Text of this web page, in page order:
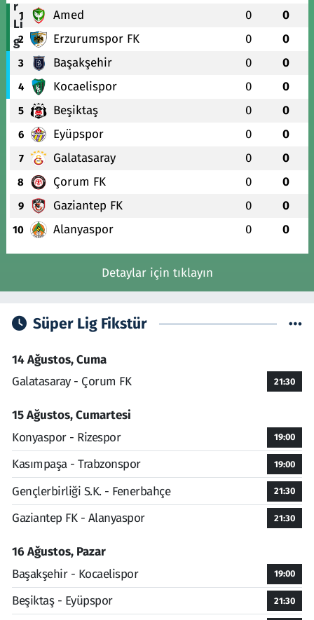
1 Amed 0 0
2 Erzurumspor FK 0 0
3 Başakşehir 0 0
4 Kocaelispor 0 0
5 Beşiktaş 0 0
6 Eyüpspor 0 0
7 Galatasaray 0 0
8 Çorum FK 0 0
9 Gaziantep FK 0 0
10 Alanyaspor 0 0
Detaylar için tıklayın
Süper Lig Fikstür
14 Ağustos, Cuma
Galatasaray - Çorum FK
21:30
15 Ağustos, Cumartesi
Konyaspor - Rizespor
19:00
Kasımpaşa - Trabzonspor 19:00
Gençlerbirliği S.K. - Fenerbahçe 21:30
Gaziantep FK - Alanyaspor 21:30
16 Ağustos, Pazar
Başakşehir - Kocaelispor
19:00
Beşiktaş - Eyüpspor 21:30